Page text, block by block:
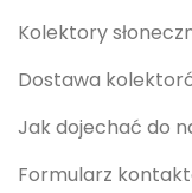
Kolektory
Dostawa
Jak dojechać do
Formularz